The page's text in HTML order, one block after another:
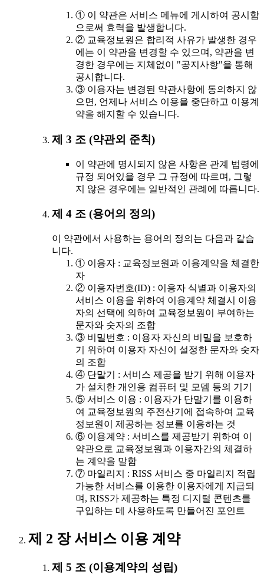
① 이 약관은 서비스 메뉴에 게시하여 공시함
으로써 효력을 발생합니다.
② 교육정보원은 합리적 사유가 발생한 경우
에는 이 약관을 변경할 수 있으며, 약관을 변
경한 경우에는 지체없이 "공지사항"을 통해
공시합니다.
③ 이용자는 변경된 약관사항에 동의하지 않
으면, 언제나 서비스 이용을 중단하고 이용계
약을 해지할 수 있습니다.
제 3 조 (약관외 준칙)
이 약관에 명시되지 않은 사항은 관계 법령에
규정 되어있을 경우 그 규정에 따르며, 그렇
지 않은 경우에는 일반적인 관례에 따릅니다.
제 4 조 (용어의 정의)
이 약관에서 사용하는 용어의 정의는 다음과 같습
니다.
① 이용자 : 교육정보원과 이용계약을 체결한
자
② 이용자번호(ID) : 이용자 식별과 이용자의
서비스 이용을 위하여 이용계약 체결시 이용
자의 선택에 의하여 교육정보원이 부여하는
문자와 숫자의 조합
③ 비밀번호 : 이용자 자신의 비밀을 보호하
기 위하여 이용자 자신이 설정한 문자와 숫자
의 조합
④ 단말기 : 서비스 제공을 받기 위해 이용자
가 설치한 개인용 컴퓨터 및 모뎀 등의 기기
⑤ 서비스 이용 : 이용자가 단말기를 이용하
여 교육정보원의 주전산기에 접속하여 교육
정보원이 제공하는 정보를 이용하는 것
⑥ 이용계약 : 서비스를 제공받기 위하여 이
약관으로 교육정보원과 이용자간의 체결하
는 계약을 말함
⑦ 마일리지 : RISS 서비스 중 마일리지 적립
가능한 서비스를 이용한 이용자에게 지급되
며, RISS가 제공하는 특정 디지털 콘텐츠를
구입하는 데 사용하도록 만들어진 포인트
제 2 장 서비스 이용 계약
제 5 조 (이용계약의 성립)